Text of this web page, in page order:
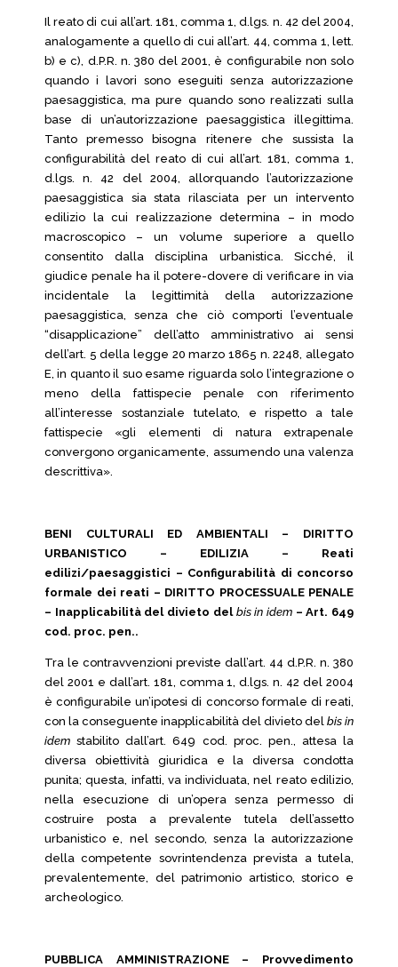
Il reato di cui all’art. 181, comma 1, d.lgs. n. 42 del 2004,
analogamente a quello di cui all’art. 44, comma 1, lett.
b) e c), d.P.R. n. 380 del 2001, è configurabile non solo
quando i lavori sono eseguiti senza autorizzazione
paesaggistica, ma pure quando sono realizzati sulla
base di un’autorizzazione paesaggistica illegittima.
Tanto premesso bisogna ritenere che sussista la
configurabilità del reato di cui all’art. 181, comma 1,
d.lgs. n. 42 del 2004, allorquando l’autorizzazione
paesaggistica sia stata rilasciata per un intervento
edilizio la cui realizzazione determina – in modo
macroscopico – un volume superiore a quello
consentito dalla disciplina urbanistica. Sicché, il
giudice penale ha il potere-dovere di verificare in via
incidentale la legittimità della autorizzazione
paesaggistica, senza che ciò comporti l’eventuale
“disapplicazione” dell’atto amministrativo ai sensi
dell’art. 5 della legge 20 marzo 1865 n. 2248, allegato
E, in quanto il suo esame riguarda solo l’integrazione o
meno della fattispecie penale con riferimento
all’interesse sostanziale tutelato, e rispetto a tale
fattispecie «gli elementi di natura extrapenale
convergono organicamente, assumendo una valenza
descrittiva».
BENI CULTURALI ED AMBIENTALI – DIRITTO
URBANISTICO – EDILIZIA – Reati
edilizi/paesaggistici – Configurabilità di concorso
formale dei reati – DIRITTO PROCESSUALE PENALE
– Inapplicabilità del divieto del bis in idem– Art. 649
cod. proc. pen..
Tra le contravvenzioni previste dall’art. 44 d.P.R. n. 380
del 2001 e dall’art. 181, comma 1, d.lgs. n. 42 del 2004
è configurabile un’ipotesi di concorso formale di reati,
con la conseguente inapplicabilità del divieto del bis in
idem stabilito dall’art. 649 cod. proc. pen., attesa la
diversa obiettività giuridica e la diversa condotta
punita; questa, infatti, va individuata, nel reato edilizio,
nella esecuzione di un’opera senza permesso di
costruire posta a prevalente tutela dell’assetto
urbanistico e, nel secondo, senza la autorizzazione
della competente sovrintendenza prevista a tutela,
prevalentemente, del patrimonio artistico, storico e
archeologico.
PUBBLICA AMMINISTRAZIONE – Provvedimento